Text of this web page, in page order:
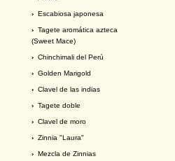
› Escabiosa japonesa
› Tagete aromática azteca
(Sweet Mace)
› Chinchimali del Perú
› Golden Marigold
› Clavel de las indias
› Tagete doble
› Clavel de moro
› Zinnia "Laura"
› Mezcla de Zinnias